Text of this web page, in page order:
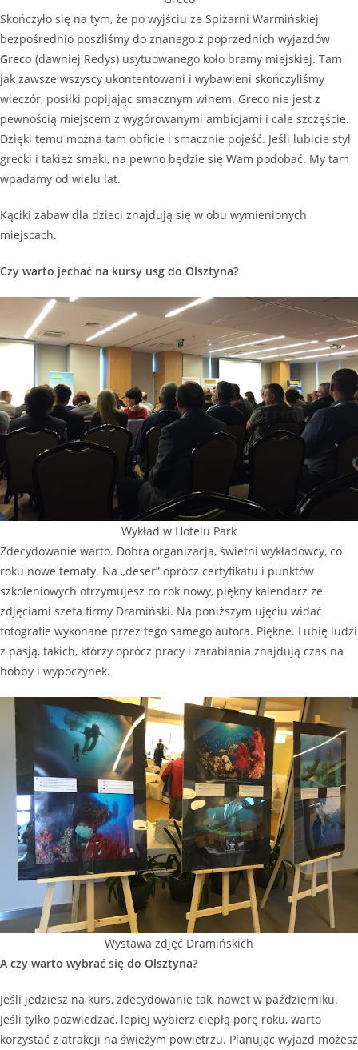
Skończyło się na tym, że po wyjściu ze Spiżarni Warmińskiej
bezpośrednio poszliśmy do znanego z poprzednich wyjazdów
Greco (dawniej Redys) usytuowanego koło bramy miejskiej. Tam
jak zawsze wszyscy ukontentowani i wybawieni skończyliśmy
wieczór, posiłki popijając smacznym winem. Greco nie jest z
pewnością miejscem z wygórowanymi ambicjami i całe szczęście.
Dzięki temu można tam obficie i smacznie pojeść. Jeśli lubicie styl
grecki i takież smaki, na pewno będzie się Wam podobać. My tam
wpadamy od wielu lat.
Kąciki zabaw dla dzieci znajdują się w obu wymienionych
miejscach.
Czy warto jechać na kursy usg do Olsztyna?
Wykład w Hotelu Park
Zdecydowanie warto. Dobra organizacja, świetni wykładowcy, co
roku nowe tematy. Na „deser” oprócz certyfikatu i punktów
szkoleniowych otrzymujesz co rok nowy, piękny kalendarz ze
zdjęciami szefa firmy Dramiński. Na poniższym ujęciu widać
fotografie wykonane przez tego samego autora. Piękne. Lubię ludzi
z pasją, takich, którzy oprócz pracy i zarabiania znajdują czas na
hobby i wypoczynek.
Wystawa zdjęć Dramińskich
A czy warto wybrać się do Olsztyna?
Jeśli jedziesz na kurs, zdecydowanie tak, nawet w październiku.
Jeśli tylko pozwiedzać, lepiej wybierz ciepłą porę roku, warto
korzystać z atrakcji na świeżym powietrzu. Planując wyjazd możesz